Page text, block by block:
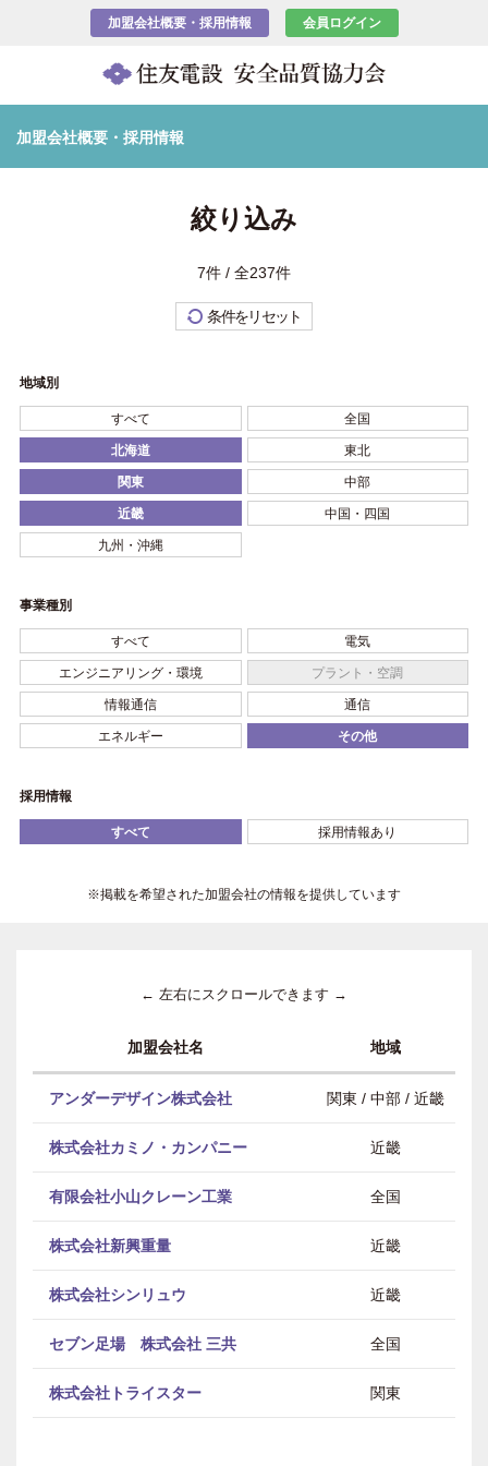
加盟会社概要・採用情報 会員ログイン
加盟会社概要・採用情報
絞り込み
7件 / 全237件
条件をリセット
地域別
すべて 全国
北海道 東北
関東 中部
近畿 中国・四国
九州・沖縄
事業種別
すべて 電気
エンジニアリング・環境 プラント・空調
情報通信 通信
エネルギー その他
採用情報
すべて 採用情報あり
※掲載を希望された加盟会社の情報を提供しています
← 左右にスクロールできます →
加盟会社名 地域
アンダーデザイン株式会社 関東 / 中部 / 近畿
株式会社カミノ・カンパニー 近畿
有限会社小山クレーン工業 全国
株式会社新興重量 近畿
株式会社シンリュウ 近畿
セブン足場 株式会社 三共 全国
株式会社トライスター 関東